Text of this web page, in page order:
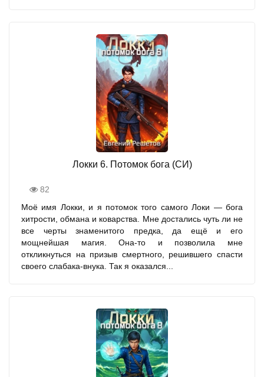
Локки 6. Потомок бога (СИ)
82
Моё имя Локки, и я потомок того самого Локи — бога
хитрости, обмана и коварства. Мне достались чуть ли не
все черты знаменитого предка, да ещё и его
мощнейшая магия. Она-то и позволила мне
откликнуться на призыв смертного, решившего спасти
своего слабака-внука. Так я оказался...